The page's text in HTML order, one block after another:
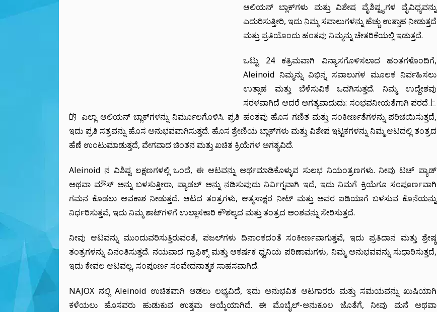
ಆಲಿಯನ್ ಬ್ಲಾಕ್‌ಗಳು ಮತ್ತು ವಿಶೇಷ ವೈಶಿಷ್ಟ್ಯಗಳ ವೈವಿಧ್ಯವನ್ನು
ಎದುರಿಸುತ್ತೀರಿ, ಇದು ನಿಮ್ಮ ಸವಾಲುಗಳನ್ನು ಹೆಚ್ಚು ಉತ್ಸಾಹ ನೀಡುತ್ತದೆ
ಮತ್ತು ಪ್ರತಿಯೊಂದು ಹಂತವು ನಿಮ್ಮನ್ನು ಚೇತರಿಕೆಯಲ್ಲಿ ಇಡುತ್ತದೆ.
ಒಟ್ಟು 24 ಕತ್ರಿಮವಾಗಿ ವಿನ್ಯಾಸಗೊಳಿಸಲಾದ ಹಂತಗಳೊಂದಿಗೆ,
Aleinoid ನಿಮ್ಮನ್ನು ವಿಭಿನ್ನ ಸವಾಲುಗಳ ಮೂಲಕ ನಿರ್ವಹಿಸಲು
ಉತ್ಸಾಹ ಮತ್ತು ಬೆಳೆಸುವಿಕೆ ಒದಗಿಸುತ್ತದೆ. ನಿಮ್ಮ ಉದ್ದೇಶವು
ಸರಳವಾಗಿದೆ ಆದರೆ ಅಗತ್ಯವಾದುದು: ಸಂಭವನೀಯತೆಗಾಗಿ ಪರದೆ上
的 ಎಲ್ಲಾ ಆಲಿಯನ್ ಬ್ಲಾಕ್‌ಗಳನ್ನು ನಿರ್ಮೂಲಗೊಳಿಸಿ. ಪ್ರತಿ ಹಂತವು ಹೊಸ ಗಣಿತ ಮತ್ತು ಸಂಕೀರ್ಣತೆಗಳನ್ನು ಪರಿಚಯಿಸುತ್ತದೆ,
ಇದು ಪ್ರತಿ ಸತ್ರವನ್ನು ಹೊಸ ಅನುಭವವಾಗಿಸುತ್ತದೆ. ಹೊಸ ಶ್ರೇಣಿಯ ಬ್ಲಾಕ್‌ಗಳು ಮತ್ತು ವಿಶೇಷ ಇಟ್ಟಕಗಳನ್ನು ನಿಮ್ಮ ಆಟದಲ್ಲಿ ತಂತ್ರದ
ಹೆಣೆ ಉಂಟುಮಾಡುತ್ತದೆ, ವೇಗವಾದ ಚಿಂತನ ಮತ್ತು ಖಚಿತ ಕ್ರಿಯೆಗಳ ಅಗತ್ಯವಿದೆ.
Aleinoid ನ ವಿಶಿಷ್ಟ ಲಕ್ಷಣಗಳಲ್ಲಿ ಒಂದೆ, ಈ ಆಟವನ್ನು ಅರ್ಥಮಾಡಿಕೊಳ್ಳುವ ಸುಲಭ ನಿಯಂತ್ರಣಗಳು. ನೀವು ಟಚ್ ಪ್ಯಾಡ್
ಅಥವಾ ಮೌಸ್ ಅನ್ನು ಬಳಸುತ್ತೀರಾ, ಪ್ಯಾಡಲ್ ಅನ್ನು ನಡಿಸುವುದು ನಿರ್ವಿಗ್ನವಾಗಿ ಇದೆ, ಇದು ನಿಮಗೆ ಕ್ರಿಯೆಗೂ ಸಂಪೂರ್ಣವಾಗಿ
ಗಮನ ಕೊಡಲು ಅವಕಾಶ ನೀಡುತ್ತದೆ. ಆಟದ ತಂತ್ರಗಳು, ಆತ್ಮಸಾಕ್ಷರ ನೀಟ್ ಮತ್ತು ಅವರ ಐಡಿಯಾಗೆ ಬಳಸುವ ಕೊನೆಯನ್ನು
ನಿರ್ಧರಿಸುತ್ತವೆ, ಇದು ನಿಮ್ಮ ಶಾಟ್‌ಗಳಿಗೆ ಉಲ್ಲಾಸಕಾರಿ ಕೌಶಲ್ಯದ ಮತ್ತು ತಂತ್ರದ ಅಂಶವನ್ನು ಸೇರಿಸುತ್ತದೆ.
ನೀವು ಆಟವನ್ನು ಮುಂದುವರಿಸುತ್ತಿರುವಂತೆ, ಪಜಲ್‌ಗಳು ದಿನಾಂಕದಂತೆ ಸಂಕೀರ್ಣವಾಗುತ್ತವೆ, ಇದು ಪ್ರತಿದಾನ ಮತ್ತು ಶ್ರೇಷ್ಠ
ತಂತ್ರಗಳನ್ನು ವಿನಂತಿಸುತ್ತದೆ. ನಯವಾದ ಗ್ರಾಫಿಕ್ಸ್ ಮತ್ತು ಆಕರ್ಷಕ ಧ್ವನಿಯ ಪರಿಣಾಮಗಳು, ನಿಮ್ಮ ಅನುಭವವನ್ನು ಸುಧಾರಿಸುತ್ತದೆ,
ಇದು ಕೇವಲ ಆಟವಲ್ಲ, ಸಂಪೂರ್ಣ ಸಂವೇದನಾತ್ಮಕ ಸಾಹಸವಾಗಿದೆ.
NAJOX ನಲ್ಲಿ Aleinoid ಉಚಿತವಾಗಿ ಆಡಲು ಲಭ್ಯವಿದೆ, ಇದು ಅನುಭವಿತ ಆಟಗಾರರು ಮತ್ತು ಸಮಯವನ್ನು ಖುಷಿಯಾಗಿ
ಕಳೆಯಲು ಹೊಸವರು ಹುಡುಕುವ ಉತ್ತಮ ಆಯ್ಕೆಯಾಗಿದೆ. ಈ ಮೊಬೈಲ್-ಅನುಕೂಲ ಜೊತೆಗೆ, ನೀವು ಮನೆ ಅಥವಾ